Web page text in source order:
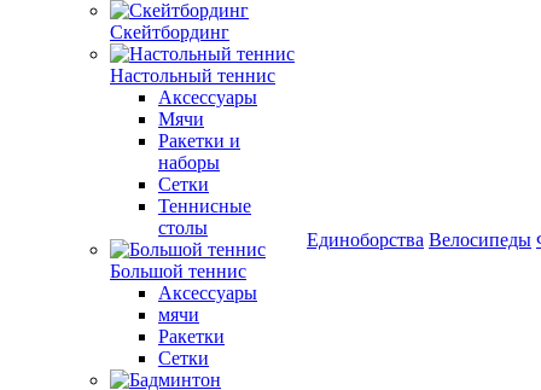
Скейтбординг
Настольный теннис
Аксессуары
Мячи
Ракетки и
наборы
Сетки
Теннисные
столы
Большой теннис
Аксессуары
мячи
Ракетки
Сетки
Единоборства Велосипеды